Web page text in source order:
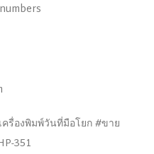
รื่องพิมพ์วันที่มือโยก #ขาย
351